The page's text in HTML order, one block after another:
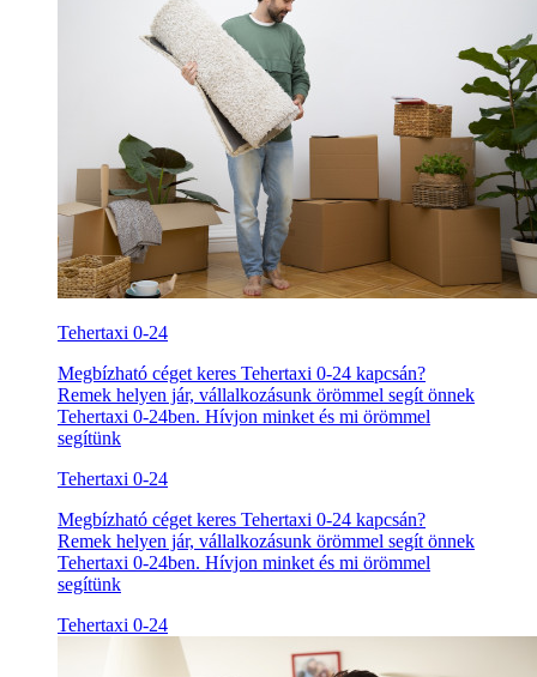
Tehertaxi 0-24
Megbízható céget keres Tehertaxi 0-24 kapcsán?
Remek helyen jár, vállalkozásunk örömmel segít önnek
Tehertaxi 0-24ben. Hívjon minket és mi örömmel
segítünk
Tehertaxi 0-24
Megbízható céget keres Tehertaxi 0-24 kapcsán?
Remek helyen jár, vállalkozásunk örömmel segít önnek
Tehertaxi 0-24ben. Hívjon minket és mi örömmel
segítünk
Tehertaxi 0-24